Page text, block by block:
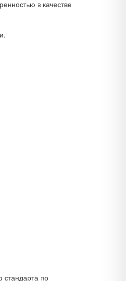
в качестве
стандарта по